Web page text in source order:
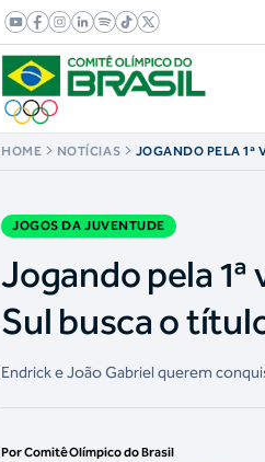
HOME NOTÍCIAS
JOGANDO PELA 1ª
JOGOS DA JUVENTUDE
Jogando pela
Sul busca o
Endrick e João Gabriel querem
Por Comitê Olímpico do Brasil